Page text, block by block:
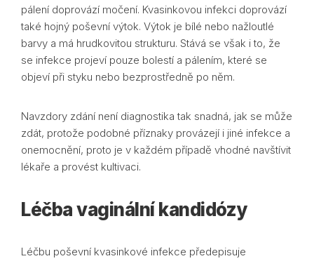
pálení doprovází močení. Kvasinkovou infekci doprovází
také hojný poševní výtok. Výtok je bílé nebo nažloutlé
barvy a má hrudkovitou strukturu. Stává se však i to, že
se infekce projeví pouze bolestí a pálením, které se
objeví při styku nebo bezprostředně po něm.
Navzdory zdání není diagnostika tak snadná, jak se může
zdát, protože podobné příznaky provázejí i jiné infekce a
onemocnění, proto je v každém případě vhodné navštívit
lékaře a provést kultivaci.
Léčba vaginální kandidózy
Léčbu poševní kvasinkové infekce předepisuje